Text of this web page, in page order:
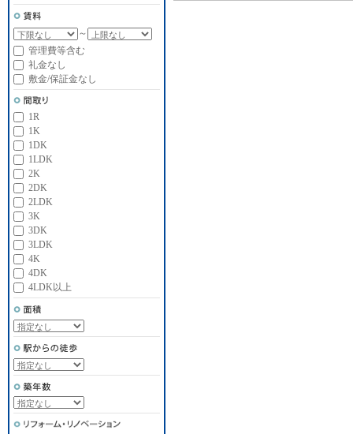
～
管理費等含む
礼金なし
敷金/保証金なし
1R
1K
1DK
1LDK
2K
2DK
2LDK
3K
3DK
3LDK
4K
4DK
4LDK以上